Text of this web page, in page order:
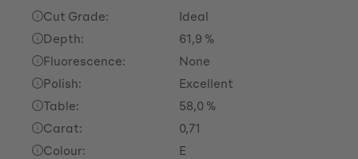
Cut Grade:
Ideal
Depth:
61,9 %
Fluorescence:
None
Polish:
Excellent
Table:
58,0 %
Carat:
0,71
Colour:
E